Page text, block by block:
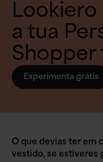
Lookiero
a tua
Shopper
Experimenta grátis
O que devias ter em
vestido, se estiveres